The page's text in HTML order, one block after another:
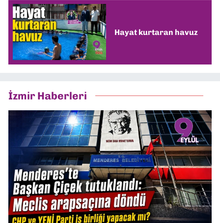
Hayat kurtaran havuz
İzmir Haberleri